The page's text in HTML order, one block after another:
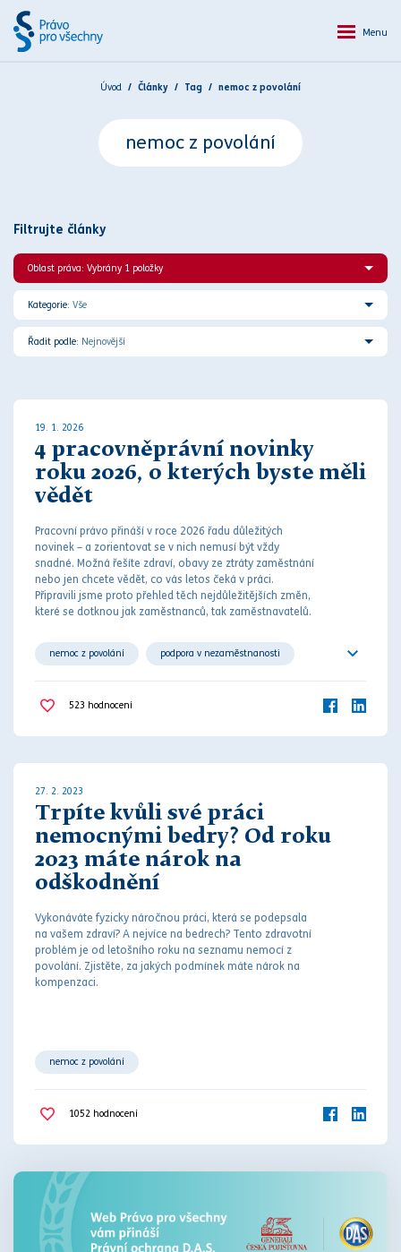
Menu
Úvod Články Tag nemoc z povolání
nemoc z povolání
Filtrujte články
Oblast práva: Vybrány 1 položky
Kategorie: Vše
Řadit podle: Nejnovější
19. 1. 2026
4 pracovněprávní novinky
roku 2026, o kterých byste měli
vědět
Pracovní právo přináší v roce 2026 řadu důležitých
novinek – a zorientovat se v nich nemusí být vždy
snadné. Možná řešíte zdraví, obavy ze ztráty zaměstnání
nebo jen chcete vědět, co vás letos čeká v práci.
Připravili jsme proto přehled těch nejdůležitějších změn,
které se dotknou jak zaměstnanců, tak zaměstnavatelů.
nemoc z povolání podpora v nezaměstnanosti
výpověď
523 hodnocení
27. 2. 2023
Trpíte kvůli své práci
nemocnými bedry? Od roku
2023 máte nárok na
odškodnění
Vykonáváte fyzicky náročnou práci, která se podepsala
na vašem zdraví? A nejvíce na bedrech? Tento zdravotní
problém je od letošního roku na seznamu nemocí z
povolání. Zjistěte, za jakých podmínek máte nárok na
kompenzaci.
nemoc z povolání
1052 hodnocení